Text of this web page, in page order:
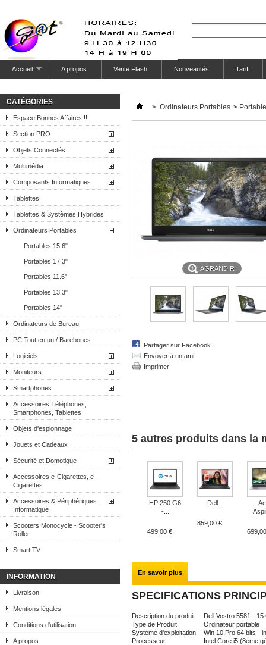
Accueil A propos Vente Flash Nouveautés Tarif
CATÉGORIES
Espace Bonnes Affaires !!!
Section PRO
Objets Connectés
Multimédia
Composants Informatiques
Tablettes
Tablettes & Systèmes Hybrides
Ordinateurs Portables
Portables 15.6"
Portables 17.3"
Portables 11.6"
Portables 13.3"
Portables 14"
Ordinateurs de Bureau
PC Tout en un / Barebones
Logiciels
Moniteurs
Smartphones
Accessoires Téléphones,
Smartphones, Tablettes
Objets d'espionnage
Jouets et Cadeaux
Sécurité et Domotique
Accessoires e-Cigarettes, e-
Cigarettes
Accessoires & Périphériques
Informatique
Scooters Monocycle - Scooter's
Roller
Smart TV
INFORMATION
Livraison
Mentions légales
Conditions d'utilisation
A propos
> Ordinateurs Portables >
AGRANDIR
Partager sur Facebook
Envoyer à un ami
Imprimer
5 autres produits dans la
HP 250 G6
-...
499,00 €
Dell...
859,00 €
En savoir plus
SPECIFICATIONS
Description du produit
Dell Vostro 5581 -
Type de Produit
Ordinateur portable
Système d'exploitation
Win 10 Pro 64 bits -
Processeur
Intel Core i5 (8ème